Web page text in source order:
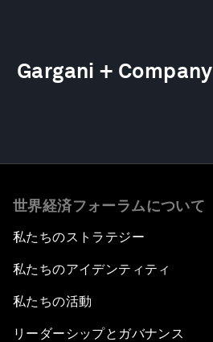
Gargani + Company
世界経済フォーラムについて
私たちのストラテジー
私たちのアイデンティティ
私たちの活動
リーダーシップとガバナンス